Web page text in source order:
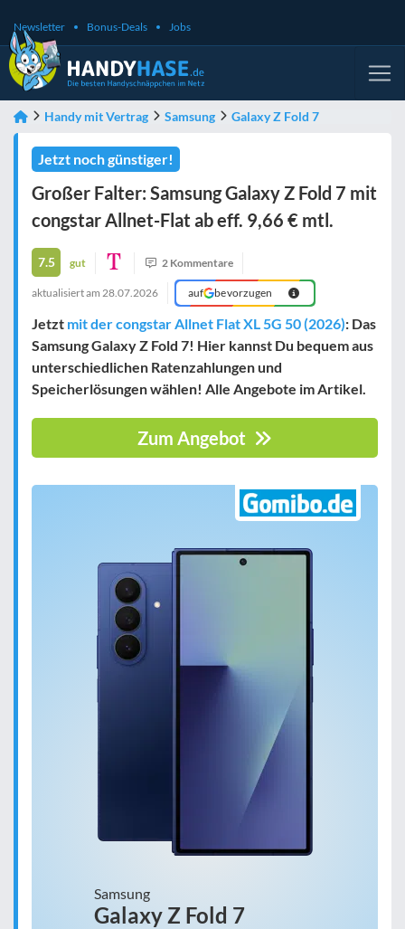
Newsletter Bonus-Deals Jobs
Handy mit Vertrag Samsung Galaxy Z Fold 7
Jetzt noch günstiger!
Großer Falter: Samsung Galaxy Z Fold 7 mit
congstar Allnet-Flat ab eff. 9,66 € mtl.
7.5 gut 2 Kommentare
aktualisiert am 28.07.2026 auf bevorzugen
Jetzt mit der congstar Allnet Flat XL 5G 50 (2026): Das
Samsung Galaxy Z Fold 7! Hier kannst Du bequem aus
unterschiedlichen Ratenzahlungen und
Speicherlösungen wählen! Alle Angebote im Artikel.
Zum Angebot
Samsung
Galaxy Z Fold 7